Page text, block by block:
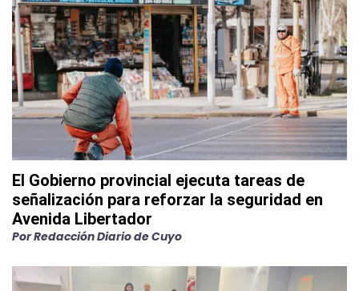
El Gobierno provincial ejecuta tareas de
señalización para reforzar la seguridad en
Avenida Libertador
PorRedacción Diario de Cuyo